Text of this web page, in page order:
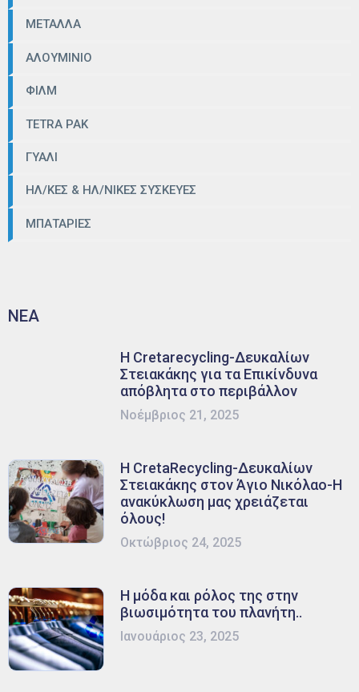
ΜΕΤΑΛΛΑ
ΑΛΟΥΜΙΝΙΟ
ΦΙΛΜ
TETRA PAK
ΓΥΑΛΙ
ΗΛ/ΚΕΣ & ΗΛ/ΝΙΚΕΣ ΣΥΣΚΕΥΕΣ
ΜΠΑΤΑΡΙΕΣ
ΝΕΑ
Η Cretarecycling-Δευκαλίων
Στειακάκης για τα Επικίνδυνα
απόβλητα στο περιβάλλον
Νοέμβριος 21, 2025
Η CretaRecycling-Δευκαλίων
Στειακάκης στον Άγιο Νικόλαο-Η
ανακύκλωση μας χρειάζεται
όλους!
Οκτώβριος 24, 2025
Η μόδα και ρόλος της στην
βιωσιμότητα του πλανήτη..
Ιανουάριος 23, 2025